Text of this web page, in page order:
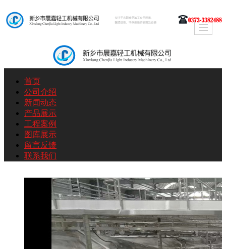
首页
公司介绍
新闻动态
产品展示
工程案例
图库展示
留言反馈
联系我们